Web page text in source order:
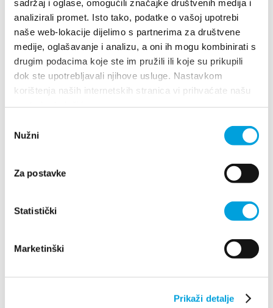
sadržaj i oglase, omogućili značajke društvenih medija i
analizirali promet. Isto tako, podatke o vašoj upotrebi
naše web-lokacije dijelimo s partnerima za društvene
medije, oglašavanje i analizu, a oni ih mogu kombinirati s
drugim podacima koje ste im pružili ili koje su prikupili
dok ste upotrebljavali njihove usluge. Nastavkom
korištenja naših internetskih stranica vi prihvaćate našu
pristanka
Nužni
Za postavke
Statistički
Marketinški
Prikaži detalje
razine gostoljubivosti, ekološke
osviještenosti, kvalitete komunikacije s
gostima te kontinuiranog usavršavanja
Dodatno se vrednuju: očuvanje tradicije, promocija
lokalnih proizvoda, personalizirani pristup gostima,
održivost u poslovanju i edukacija domaćina. Uz
prijavni obrazac, moguće je priložiti i foto/video
materijal koji dodatno prezentira smještaj i pristup
domaćina.
Tijek natječaja:
Rok za prijavu
: do 4. rujna 2025. u 23:59
Objava rezultata za SDŽ: 20. studenoga
2025. na Danima hrvatskog turizma